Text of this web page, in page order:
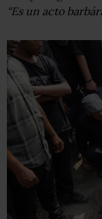
“Es un acto